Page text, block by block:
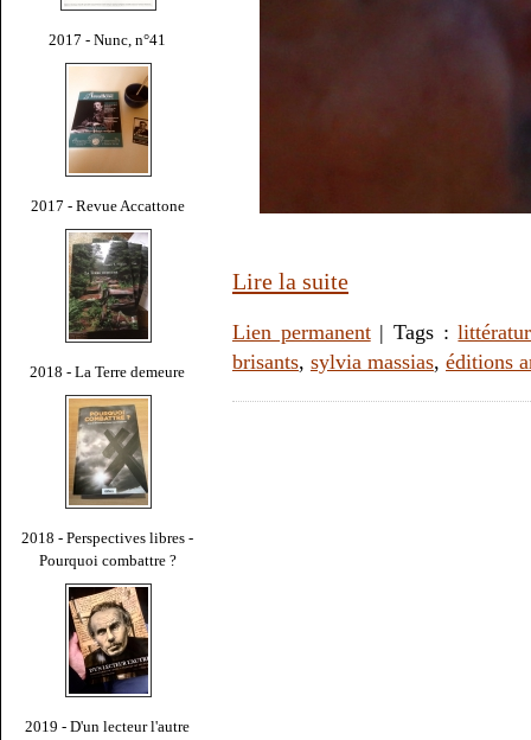
2017 - Nunc, n°41
2017 - Revue Accattone
2018 - La Terre demeure
2018 - Perspectives libres -
Pourquoi combattre ?
2019 - D'un lecteur l'autre
Lire la suite
Lien permanent| Tags :
brisants, sylvia massias, éditions